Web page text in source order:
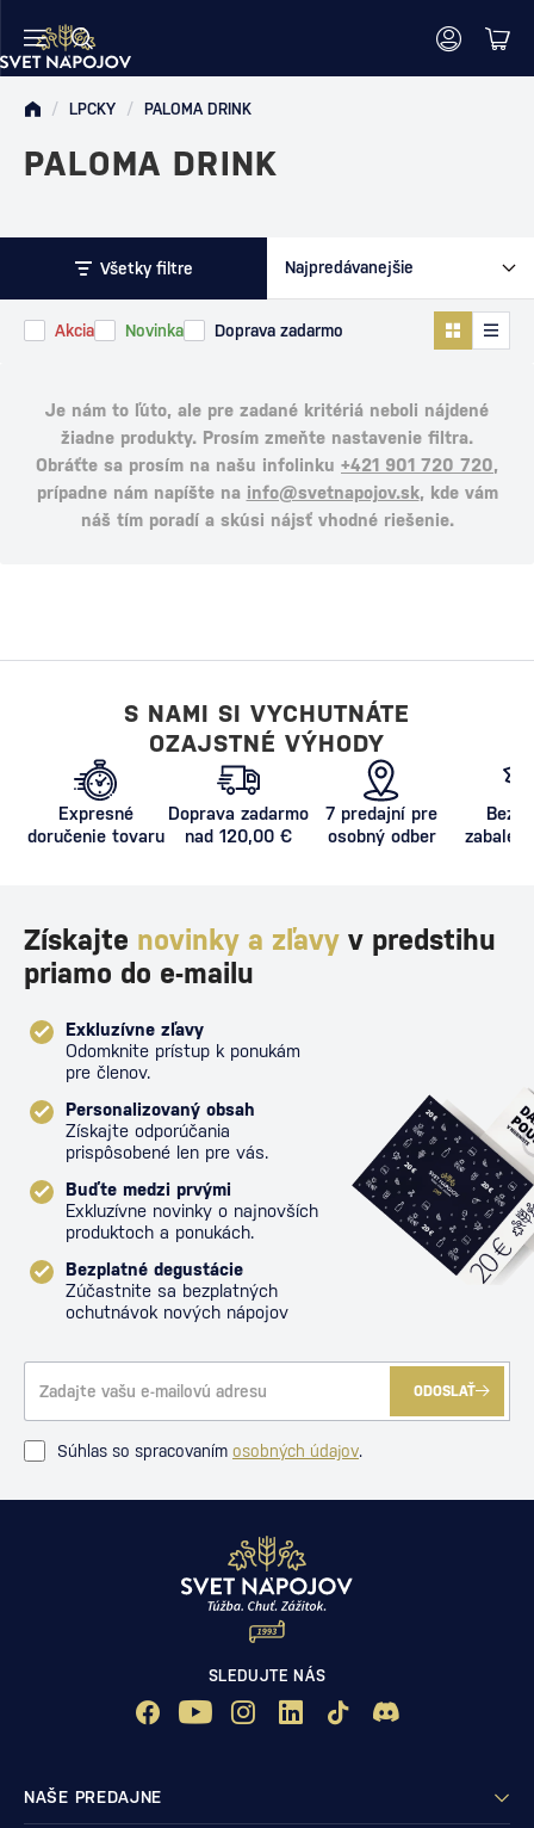
/ LPCKY / PALOMA DRINK
PALOMA DRINK
Všetky filtre
Akcia Novinka Doprava zadarmo
Je nám to ľúto, ale pre zadané kritériá neboli nájdené
žiadne produkty. Prosím zmeňte nastavenie filtra.
Obráťte sa prosím na našu infolinku +421 901 720 720,
prípadne nám napíšte na info@svetnapojov.sk, kde vám
náš tím poradí a skúsi nájsť vhodné riešenie.
S NAMI SI VYCHUTNÁTE
OZAJSTNÉ VÝHODY
Expresné
doručenie tovaru
Doprava zadarmo
nad 120,00 €
7 predajní pre
osobný odber
Získajte novinky a zľavy v predstihu
priamo do e-mailu
Exkluzívne zľavy
Odomknite prístup k ponukám
pre členov.
Personalizovaný obsah
Získajte odporúčania
prispôsobené len pre vás.
Buďte medzi prvými
Exkluzívne novinky o najnovších
produktoch a ponukách.
Bezplatné degustácie
Zúčastnite sa bezplatných
ochutnávok nových nápojov
ODOSLAŤ
Súhlas so spracovaním osobných údajov.
SLEDUJTE NÁS
NAŠE PREDAJNE